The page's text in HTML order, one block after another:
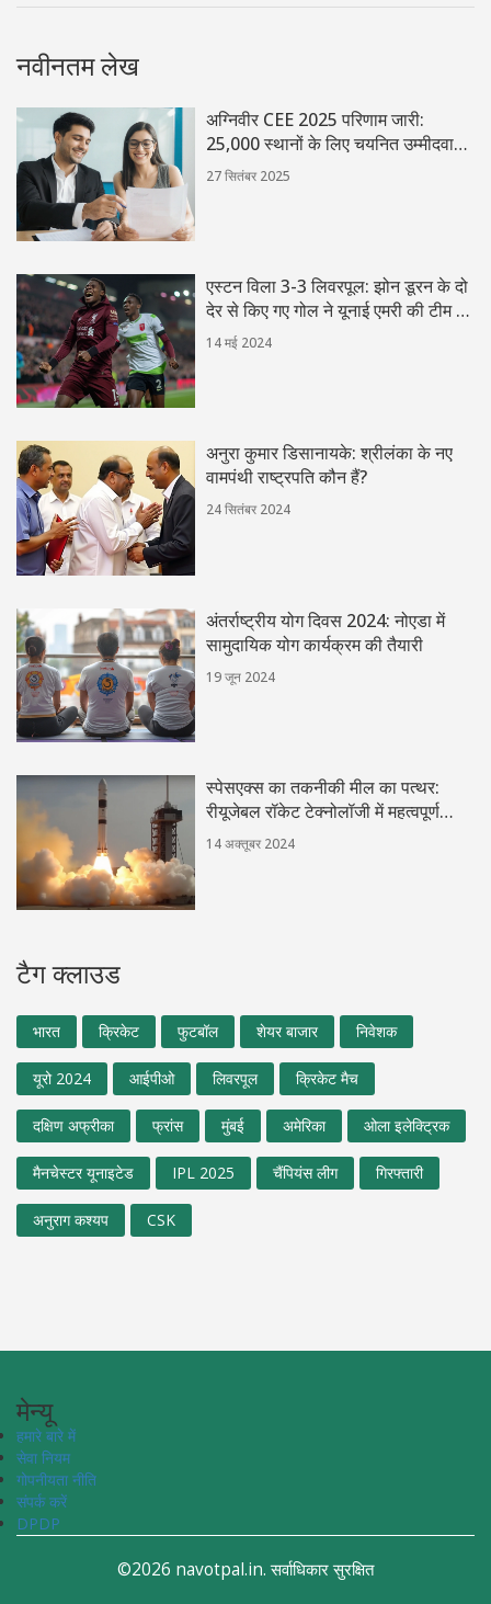
नवीनतम लेख
अग्निवीर CEE 2025 परिणाम जारी:
25,000 स्थानों के लिए चयनित उम्मीदवारों
की सूची अब उपलब्ध
27 सितंबर 2025
एस्टन विला 3-3 लिवरपूल: झोन डूरन के दो
देर से किए गए गोल ने यूनाई एमरी की टीम को
चैंपियंस लीग के करीब पहुंचाया
14 मई 2024
अनुरा कुमार डिसानायके: श्रीलंका के नए
वामपंथी राष्ट्रपति कौन हैं?
24 सितंबर 2024
अंतर्राष्ट्रीय योग दिवस 2024: नोएडा में
सामुदायिक योग कार्यक्रम की तैयारी
19 जून 2024
स्पेसएक्स का तकनीकी मील का पत्थर:
रीयूजेबल रॉकेट टेक्नोलॉजी में महत्वपूर्ण
उपल्धि
14 अक्तूबर 2024
टैग क्लाउड
भारत क्रिकेट फुटबॉल शेयर बाजार निवेशक
यूरो 2024 आईपीओ लिवरपूल क्रिकेट मैच
दक्षिण अफ्रीका फ्रांस मुंबई अमेरिका ओला इलेक्ट्रिक
मैनचेस्टर यूनाइटेड IPL 2025 चैंपियंस लीग गिरफ्तारी
अनुराग कश्यप CSK
मेन्यू
हमारे बारे में
सेवा नियम
गोपनीयता नीति
संपर्क करें
DPDP
©2026 navotpal.in. सर्वाधिकार सुरक्षित